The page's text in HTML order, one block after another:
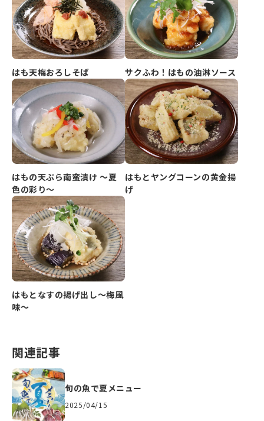
はも天梅おろしそば サクふわ！はもの油淋ソース
はもの天ぷら南蛮漬け ～夏
色の彩り～
はもとヤングコーンの黄金揚
げ
はもとなすの揚げ出し～梅風
味～
関連記事
旬の魚で夏メニュー
2025/04/15